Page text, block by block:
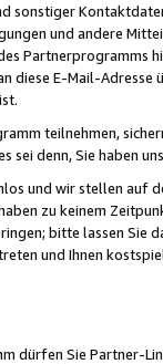
sonstiger
und andere
Partnerprogramms
diese E-Mail-
teilnehmen,
sei denn, Sie haben
und wir stellen auf
zu keinem
bitte lassen Sie
und Ihnen
dürfen Sie Partner-